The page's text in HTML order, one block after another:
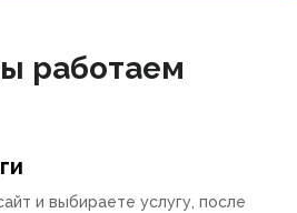
работаем
и выбираете услугу, после